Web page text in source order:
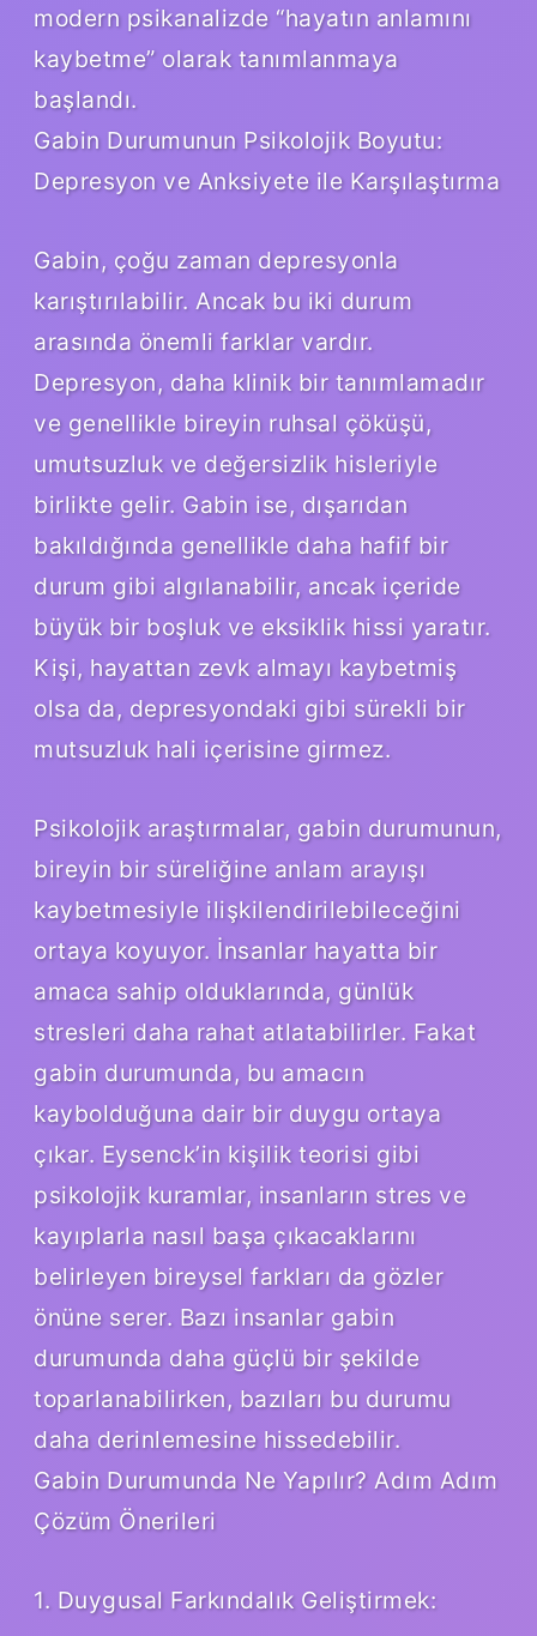
modern psikanalizde “hayatın anlamını
kaybetme” olarak tanımlanmaya
başlandı.
Gabin Durumunun Psikolojik Boyutu:
Depresyon ve Anksiyete ile Karşılaştırma
Gabin, çoğu zaman depresyonla
karıştırılabilir. Ancak bu iki durum
arasında önemli farklar vardır.
Depresyon, daha klinik bir tanımlamadır
ve genellikle bireyin ruhsal çöküşü,
umutsuzluk ve değersizlik hisleriyle
birlikte gelir. Gabin ise, dışarıdan
bakıldığında genellikle daha hafif bir
durum gibi algılanabilir, ancak içeride
büyük bir boşluk ve eksiklik hissi yaratır.
Kişi, hayattan zevk almayı kaybetmiş
olsa da, depresyondaki gibi sürekli bir
mutsuzluk hali içerisine girmez.
Psikolojik araştırmalar, gabin durumunun,
bireyin bir süreliğine anlam arayışı
kaybetmesiyle ilişkilendirilebileceğini
ortaya koyuyor. İnsanlar hayatta bir
amaca sahip olduklarında, günlük
stresleri daha rahat atlatabilirler. Fakat
gabin durumunda, bu amacın
kaybolduğuna dair bir duygu ortaya
çıkar. Eysenck’in kişilik teorisi gibi
psikolojik kuramlar, insanların stres ve
kayıplarla nasıl başa çıkacaklarını
belirleyen bireysel farkları da gözler
önüne serer. Bazı insanlar gabin
durumunda daha güçlü bir şekilde
toparlanabilirken, bazıları bu durumu
daha derinlemesine hissedebilir.
Gabin Durumunda Ne Yapılır? Adım Adım
Çözüm Önerileri
1. Duygusal Farkındalık Geliştirmek: